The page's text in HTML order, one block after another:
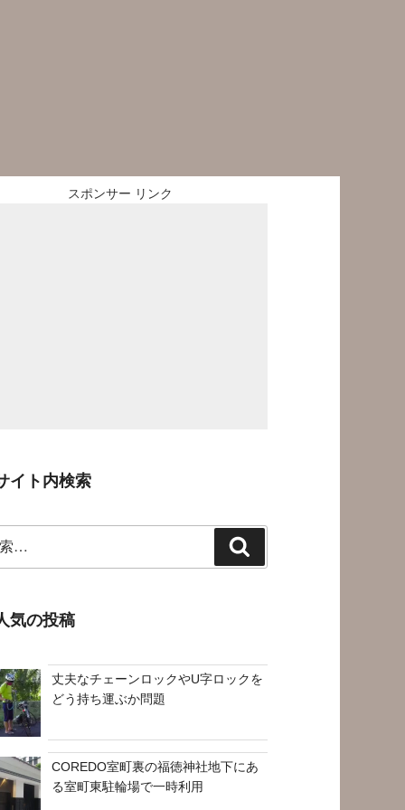
スポンサー リンク
イト内検索
索
気の投稿
丈夫なチェーンロックやU字ロックを
どう持ち運ぶか問題
COREDO室町裏の福徳神社地下にあ
る室町東駐輪場で一時利用